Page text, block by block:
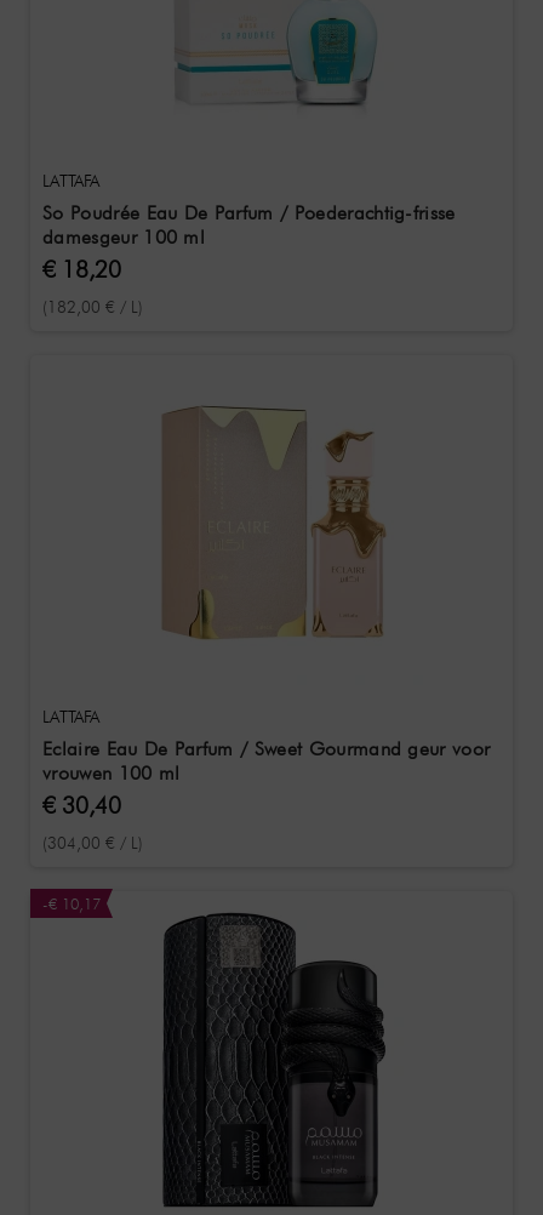
LATTAFA
So Poudrée Eau De Parfum / Poederachtig-frisse
damesgeur 100 ml
€ 18,20
(182,00 € / L)
LATTAFA
Eclaire Eau De Parfum / Sweet Gourmand geur voor
vrouwen 100 ml
€ 30,40
(304,00 € / L)
-€ 10,17